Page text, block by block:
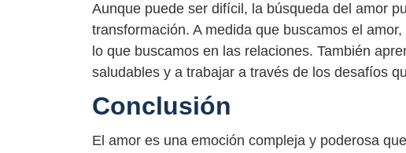
Aunque puede ser difícil, la búsqueda del amor
transformación. A medida que buscamos el
lo que buscamos en las relaciones. También
saludables y a trabajar a través de los desafíos
Conclusión
El amor es una emoción compleja y poderosa